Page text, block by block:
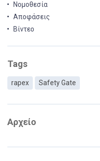
Νομοθεσία
Αποφάσεις
Βίντεο
Tags
rapex Safety Gate
Αρχείο